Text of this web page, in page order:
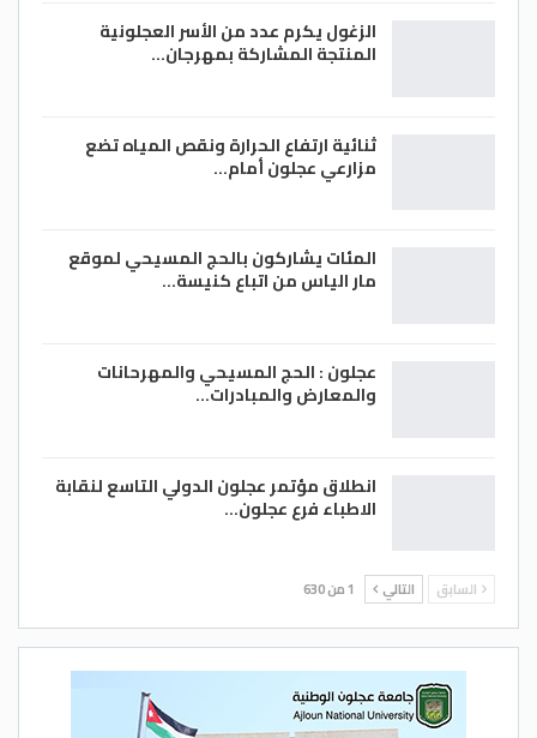
العدوان والظلم والتآمر ولن تسقط قلاع الثورة
وستستمر حتى قيام الدولة الفلسطينية واحده
سفير الاعلام العربي في فلسطين
رئيس تحرير جريدة الصباح الفلسطينية
infoalsbah@gmail.com
الزغول يكرم عدد من الأسر العجلونية
المنتجة المشاركة بمهرجان…
ثنائية ارتفاع الحرارة ونقص المياه تضع
مزارعي عجلون أمام…
المئات يشاركون بالحج المسيحي لموقع
مار الياس من اتباع كنيسة…
عجلون : الحج المسيحي والمهرحانات
والمعارض والمبادرات…
انطلاق مؤتمر عجلون الدولي التاسع لنقابة
الاطباء فرع عجلون…
السابق التالي 1 من 630